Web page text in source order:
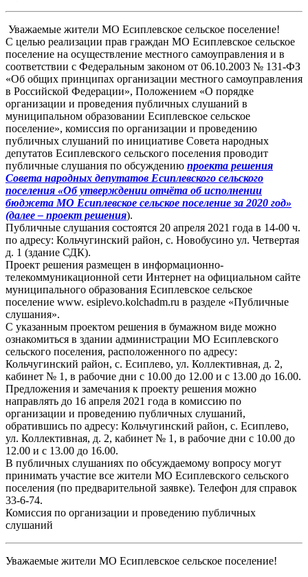
Уважаемые жители МО Есиплевское сельское поселение!
С целью реализации прав граждан МО Есиплевское сельское
поселение на осуществление местного самоуправления и в
соответствии с Федеральным законом от 06.10.2003 № 131-ФЗ
«Об общих принципах организации местного самоуправления
в Российской Федерации», Положением «О порядке
организации и проведения публичных слушаний в
муниципальном образовании Есиплевское сельское
поселение», комиссия по организации и проведению
публичных слушаний по инициативе Совета народных
депутатов Есиплевского сельского поселения проводит
публичные слушания по обсуждению проекта решения
Совета народных депутатов Есиплевского сельского
поселения «Об утверждении отчёта об исполнении
бюджета МО Есиплевское сельское поселение за 2020 год»
(далее – проект решения).
Публичные слушания состоятся 20 апреля 2021 года в 14-00 ч.
по адресу: Кольчугинский район, с. Новобусино ул. Четвертая
д. 1 (здание СДК).
Проект решения размещен в информационно-
телекоммуникационной сети Интернет на официальном сайте
муниципального образования Есиплевское сельское
поселение www. esiplevo.kolchadm.ru в разделе «Публичные
слушания».
С указанным проектом решения в бумажном виде можно
ознакомиться в здании администрации МО Есиплевского
сельского поселения, расположенного по адресу:
Кольчугинский район, с. Есиплево, ул. Коллективная, д. 2,
кабинет № 1, в рабочие дни с 10.00 до 12.00 и с 13.00 до 16.00.
Предложения и замечания к проекту решения можно
направлять до 16 апреля 2021 года в комиссию по
организации и проведению публичных слушаний,
обратившись по адресу: Кольчугинский район, с. Есиплево,
ул. Коллективная, д. 2, кабинет № 1, в рабочие дни с 10.00 до
12.00 и с 13.00 до 16.00.
В публичных слушаниях по обсуждаемому вопросу могут
принимать участие все жители МО Есиплевского сельского
поселения (по предварительной заявке). Телефон для справок
33-6-74.
Комиссия по организации и проведению публичных
слушаний
Уважаемые жители МО Есиплевское сельское поселение!